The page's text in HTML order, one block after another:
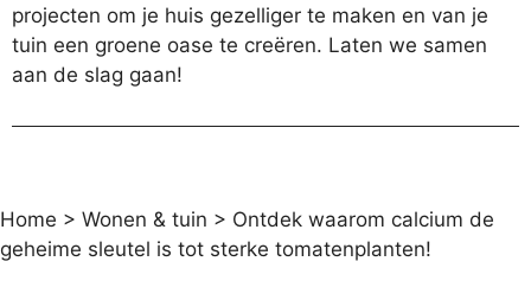
projecten om je huis gezelliger te maken en van je
tuin een groene oase te creëren. Laten we samen
aan de slag gaan!
Home > Wonen & tuin > Ontdek waarom calcium de
geheime sleutel is tot sterke tomatenplanten!